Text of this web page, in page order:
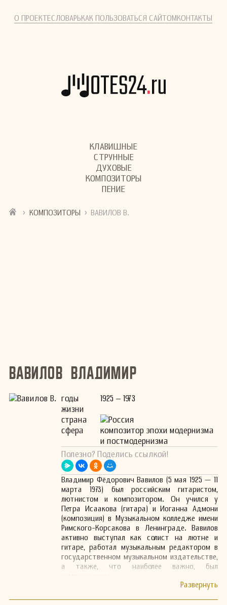
О ПРОЕКТЕСЛОВАРЬКАК ПОЛЬЗОВАТЬСЯ САЙТОМКОНТАКТЫ
КЛАВИШНЫЕ
СТРУННЫЕ
ДУХОВЫЕ
КОМПОЗИТОРЫ
ПЕНИЕ
› КОМПОЗИТОРЫ › ВАВИЛОВ В.
Вавилов Владимир
годы
жизни
1925 – 1973
страна
Россия
сфера
композитор эпохи модернизма
и постмодернизма
Полезно? Поделись ссылкой!
Владимир Фёдорович Вавилов (5 мая 1925 — 11
марта 1973) был российским гитаристом,
лютнистом и композитором. Он учился у
Петра Исаакова (гитара) и Иоганна Адмони
(композиция) в Музыкальном колледже имени
Римского-Корсакова в Ленинграде. Вавилов
активно выступал как солист на лютне и
гитаре, работал музыкальным редактором в
государственном музыкальном издательстве,
а также, что наиболее важно, был
Вавилов регулярно приписывал свои